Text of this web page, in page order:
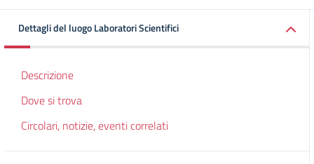
Dettagli del luogo Laboratori Scientifici
Descrizione
Dove si trova
Circolari, notizie, eventi correlati